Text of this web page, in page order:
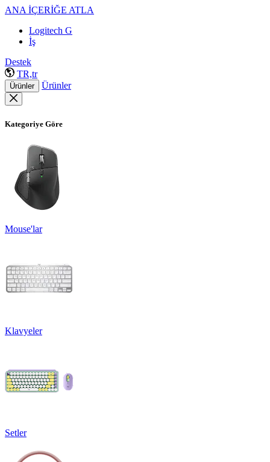
ANA İÇERİĞE ATLA
Logitech G
İş
Destek
TR,tr
Ürünler Ürünler
Kategoriye Göre
Mouse'lar
Klavyeler
Setler